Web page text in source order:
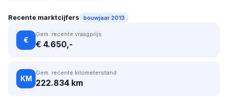
Recente marktcijfers bouwjaar 2013
€
Gem. recente vraagprijs
€ 4.650,-
KM
Gem. recente kilometerstand
222.834 km